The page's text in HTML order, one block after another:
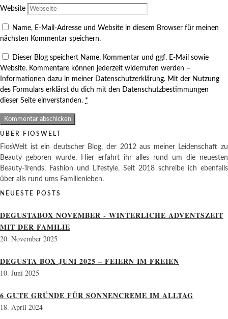
Website
Name, E-Mail-Adresse und Website in diesem Browser für meinen
nächsten Kommentar speichern.
Dieser Blog speichert Name, Kommentar und ggf. E-Mail sowie
Website. Kommentare können jederzeit widerrufen werden –
Informationen dazu in meiner Datenschutzerklärung. Mit der Nutzung
des Formulars erklärst du dich mit den Datenschutzbestimmungen
dieser Seite einverstanden. *
ÜBER FIOSWELT
FiosWelt ist ein deutscher Blog, der 2012 aus meiner Leidenschaft zu
Beauty geboren wurde. Hier erfahrt ihr alles rund um die neuesten
Beauty-Trends, Fashion und Lifestyle. Seit 2018 schreibe ich ebenfalls
über alls rund ums Familienleben.
NEUESTE POSTS
DEGUSTABOX NOVEMBER - WINTERLICHE ADVENTSZEIT
MIT DER FAMILIE
20. November 2025
DEGUSTA BOX JUNI 2025 – FEIERN IM FREIEN
10. Juni 2025
6 GUTE GRÜNDE FÜR SONNENCREME IM ALLTAG
18. April 2024